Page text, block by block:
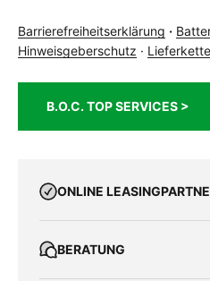
Barrierefreiheitserklärung ·
Hinweisgeberschutz ·
B.O.C. TOP SERVICES >
ONLINE
BERATUNG